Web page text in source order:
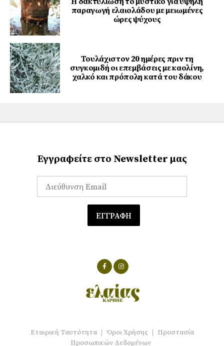
παραγωγή ελαιολάδου με μειωμένες
ώρες ψύχους
Τουλάχιστον 20 ημέρες πριν τη
συγκομιδή οι επεμβάσεις με καολίνη,
χαλκό και πρόπολη κατά του δάκου
Εγγραφείτε στο Newsletter μας
Εταιρική Ταυτότητα | Όροι Χρήσης | Προστασία
Προσωπικών Δεδομένων